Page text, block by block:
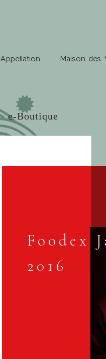
Appellation Maison des
e-Boutique
Foodex
2016